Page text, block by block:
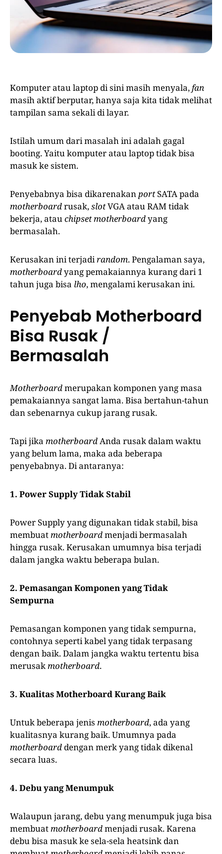
Komputer atau laptop di sini masih menyala,fan
masih aktif berputar, hanya saja kita tidak melihat
tampilan sama sekali di layar.
Istilah umum dari masalah ini adalah gagal
booting. Yaitu komputer atau laptop tidak bisa
masuk ke sistem.
Penyebabnya bisa dikarenakanportSATA pada
motherboardrusak,slotVGA atau RAM tidak
bekerja, atauchipset motherboardyang
bermasalah.
Kerusakan ini terjadirandom. Pengalaman saya,
motherboardyang pemakaiannya kurang dari 1
tahun juga bisa lho, mengalami kerusakan ini.
Penyebab Motherboard
Bisa Rusak /
Bermasalah
Motherboardmerupakan komponen yang masa
pemakaiannya sangat lama. Bisa bertahun-tahun
dan sebenarnya cukup jarang rusak.
Tapi jika motherboardAnda rusak dalam waktu
yang belum lama, maka ada beberapa
penyebabnya. Di antaranya:
1. Power Supply Tidak Stabil
Power Supply yang digunakan tidak stabil, bisa
membuatmotherboardmenjadi bermasalah
hingga rusak. Kerusakan umumnya bisa terjadi
dalam jangka waktu beberapa bulan.
2. Pemasangan Komponen yang Tidak
Sempurna
Pemasangan komponen yang tidak sempurna,
contohnya seperti kabel yang tidak terpasang
dengan baik. Dalam jangka waktu tertentu bisa
merusakmotherboard.
3. Kualitas Motherboard Kurang Baik
Untuk beberapa jenis motherboard, ada yang
kualitasnya kurang baik. Umumnya pada
motherboard dengan merk yang tidak dikenal
secara luas.
4. Debu yang Menumpuk
Walaupun jarang, debu yang menumpuk juga bisa
membuatmotherboardmenjadi rusak. Karena
debu bisa masuk ke sela-sela heatsink dan